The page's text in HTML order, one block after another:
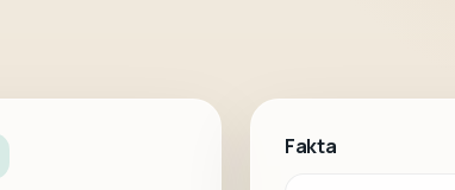
Fakta